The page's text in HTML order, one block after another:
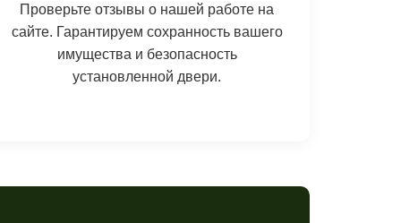
Проверьте отзывы о нашей работе на
сайте. Гарантируем сохранность вашего
имущества и безопасность
установленной двери.